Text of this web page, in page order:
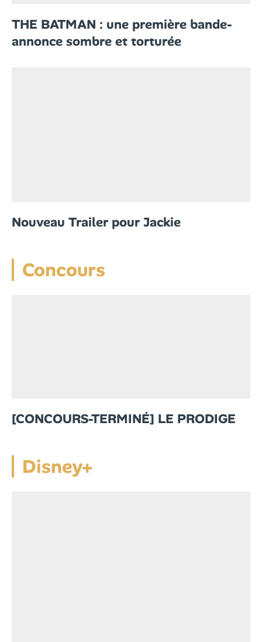
THE BATMAN : une première bande-
annonce sombre et torturée
Nouveau Trailer pour Jackie
Concours
[CONCOURS-TERMINÉ] LE PRODIGE
Disney+